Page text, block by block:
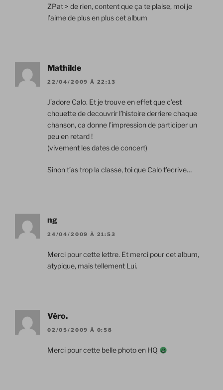
ZPat > de rien, content que ça te plaise, moi je
l’aime de plus en plus cet album
Mathilde
22/04/2009 À 22:13
J’adore Calo. Et je trouve en effet que c’est
chouette de decouvrir l’histoire derriere chaque
chanson, ca donne l’impression de participer un
peu en retard !
(vivement les dates de concert)
Sinon t’as trop la classe, toi que Calo t’ecrive…
ng
24/04/2009 À 21:53
Merci pour cette lettre. Et merci pour cet album,
atypique, mais tellement Lui.
Véro.
02/05/2009 À 0:58
Merci pour cette belle photo en HQ